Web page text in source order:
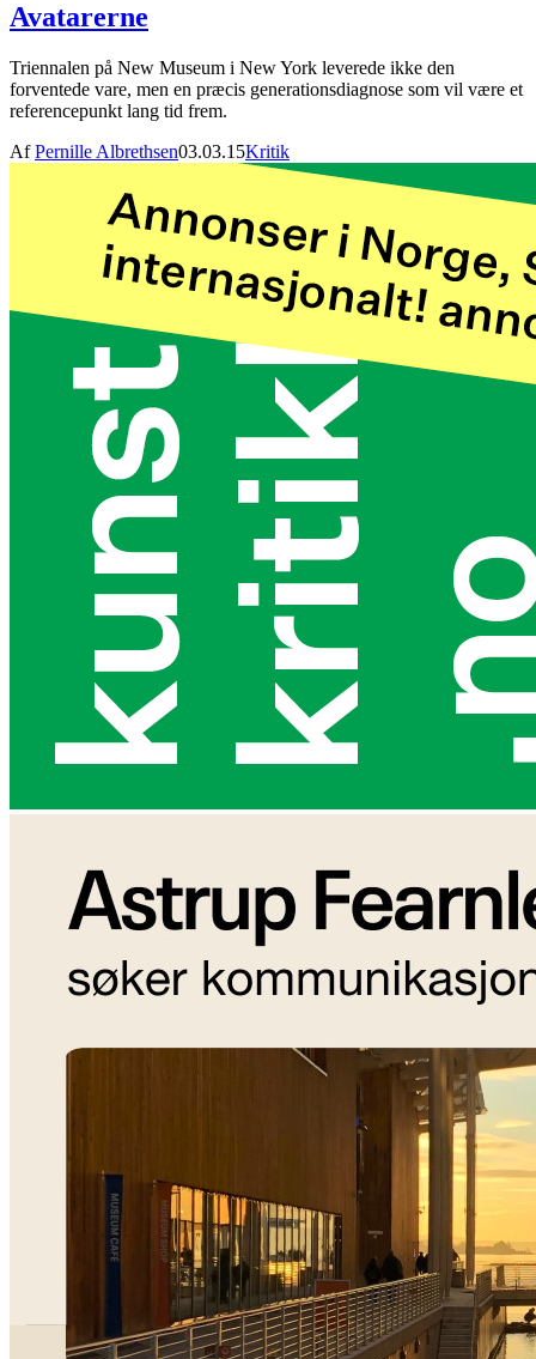
Avatarerne
Triennalen på New Museum i New York leverede ikke den
forventede vare, men en præcis generationsdiagnose som vil være et
referencepunkt lang tid frem.
AfPernille Albrethsen03.03.15Kritik